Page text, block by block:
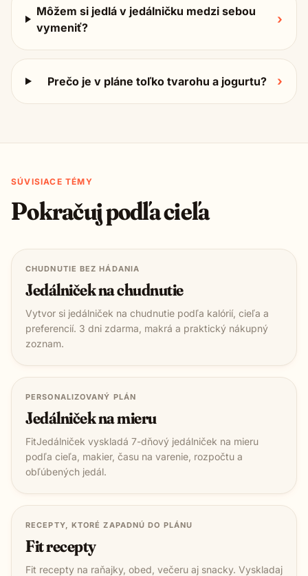
Môžem si jedlá v jedálničku medzi sebou
vymeniť?
›
Prečo je v pláne toľko tvarohu a jogurtu? ›
SÚVISIACE TÉMY
Pokračuj podľa cieľa
CHUDNUTIE BEZ HÁDANIA
Jedálniček na chudnutie
Vytvor si jedálniček na chudnutie podľa kalórií, cieľa a
preferencií. 3 dni zdarma, makrá a praktický nákupný
zoznam.
PERSONALIZOVANÝ PLÁN
Jedálniček na mieru
FitJedálniček vyskladá 7-dňový jedálniček na mieru
podľa cieľa, makier, času na varenie, rozpočtu a
obľúbených jedál.
RECEPTY, KTORÉ ZAPADNÚ DO PLÁNU
Fit recepty
Fit recepty na raňajky, obed, večeru aj snacky. Vyskladaj